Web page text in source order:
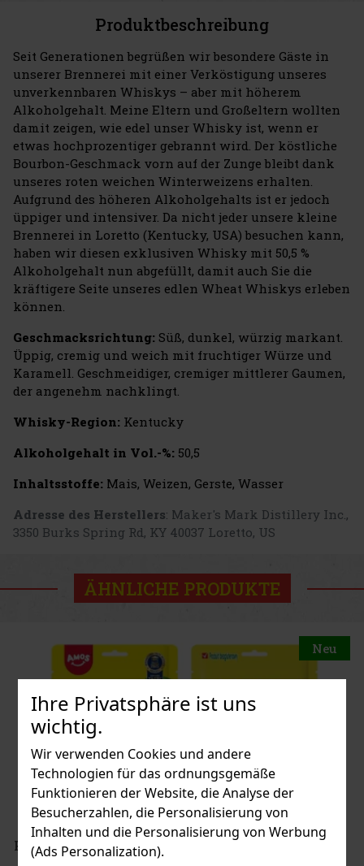
Ihre Privatsphäre ist uns
wichtig.
Wir verwenden Cookies und andere
Technologien für das ordnungsgemäße
Funktionieren der Website, die Analyse der
Besucherzahlen, die Personalisierung von
Inhalten und die Personalisierung von Werbung
(Ads Personalization).
Produktbeschreibung
Seit Generationen begrüßen wir besondere Gäste in
unserer Brennerei mit einer Verköstigung unseres
unverkennbaren Whiskys – aber mit höherem
Alkoholgehalt. Meine Eltern und Großeltern wollten
damit zeigen, wie edel unser Whisky ist, wenn er
etwas hochprozentiger gebrannt wird. Der köstliche
Bourbon-Geschmack vorn auf der Zunge bleibt dank
unseres roten weichen Winterweizens erhalten.
Aufgrund des höheren Alkoholgehalts ist er jedoch
üppiger und intensiver. Da nicht jeder unsere kleine
Brennerei in Loretto (Kentucky, USA) besuchen kann,
haben wir diesen exklusiven Whisky mit 50,5 %
Alkoholgehalt nun abgefüllt, damit auch Sie die
kräftigere Seite unseres edlen Wheat Whiskys erleben
können.
Geschmacksrichtung: Süß, dunkel, würzig markant.
Üppig, cremig und weich mit fruchtiger Würze und
Karamell. Geschmeidiger, cremiger mittlerer Gaumen,
der angenehm nachklingt.
Whisky-Region: Kentucky
Alkoholgehalt in Vol.-%: 50,5
Inhaltsstoffe: Mais, Weizen, Gerste, Wasser
Adresse des Herstellers: Maker's Mark Distillery Inc.,
3350 Burks Spring Rd, KY 40037 Loretto, US
ÄHNLICHE PRODUKTE
Neu
Peelerz Gummy White Peach 65g